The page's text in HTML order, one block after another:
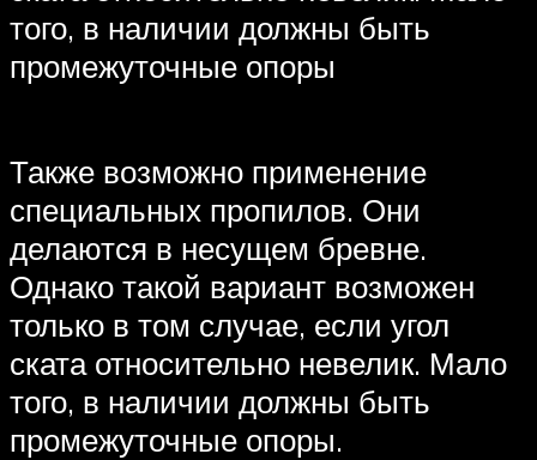
того, в наличии должны быть
промежуточные опоры
Также возможно применение
специальных пропилов. Они
делаются в несущем бревне.
Однако такой вариант возможен
только в том случае, если угол
ската относительно невелик. Мало
того, в наличии должны быть
промежуточные опоры.